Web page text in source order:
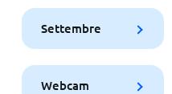
Settembre
Webcam